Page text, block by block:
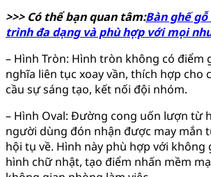
>>> Có thể bạn quan tâm:Bàn ghế
trình đa dạng và phù hợp với mọi
– Hình Tròn: Hình tròn không có điểm
nghĩa liên tục xoay vần, thích hợp cho
cầu sự sáng tạo, kết nối đội nhóm.
– Hình Oval: Đường cong uốn lượn từ
người dùng đón nhận được may mắn
hội tụ về. Hình này phù hợp với không
hình chữ nhật, tạo điểm nhấn mềm